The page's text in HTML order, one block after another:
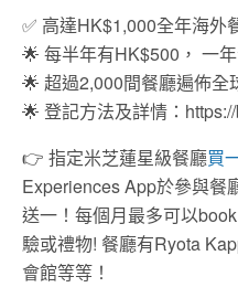
✅ 高達HK$1,000全年海外
🌟 每半年有HK$500， 一
🌟 超過2,000間餐廳遍佈全
🌟 登記方法及詳情：
👉 指定米芝蓮星級餐廳買
Experiences App於參與餐
送一！每個月最多可以
驗或禮物! 餐廳有Ryota
會館等等！